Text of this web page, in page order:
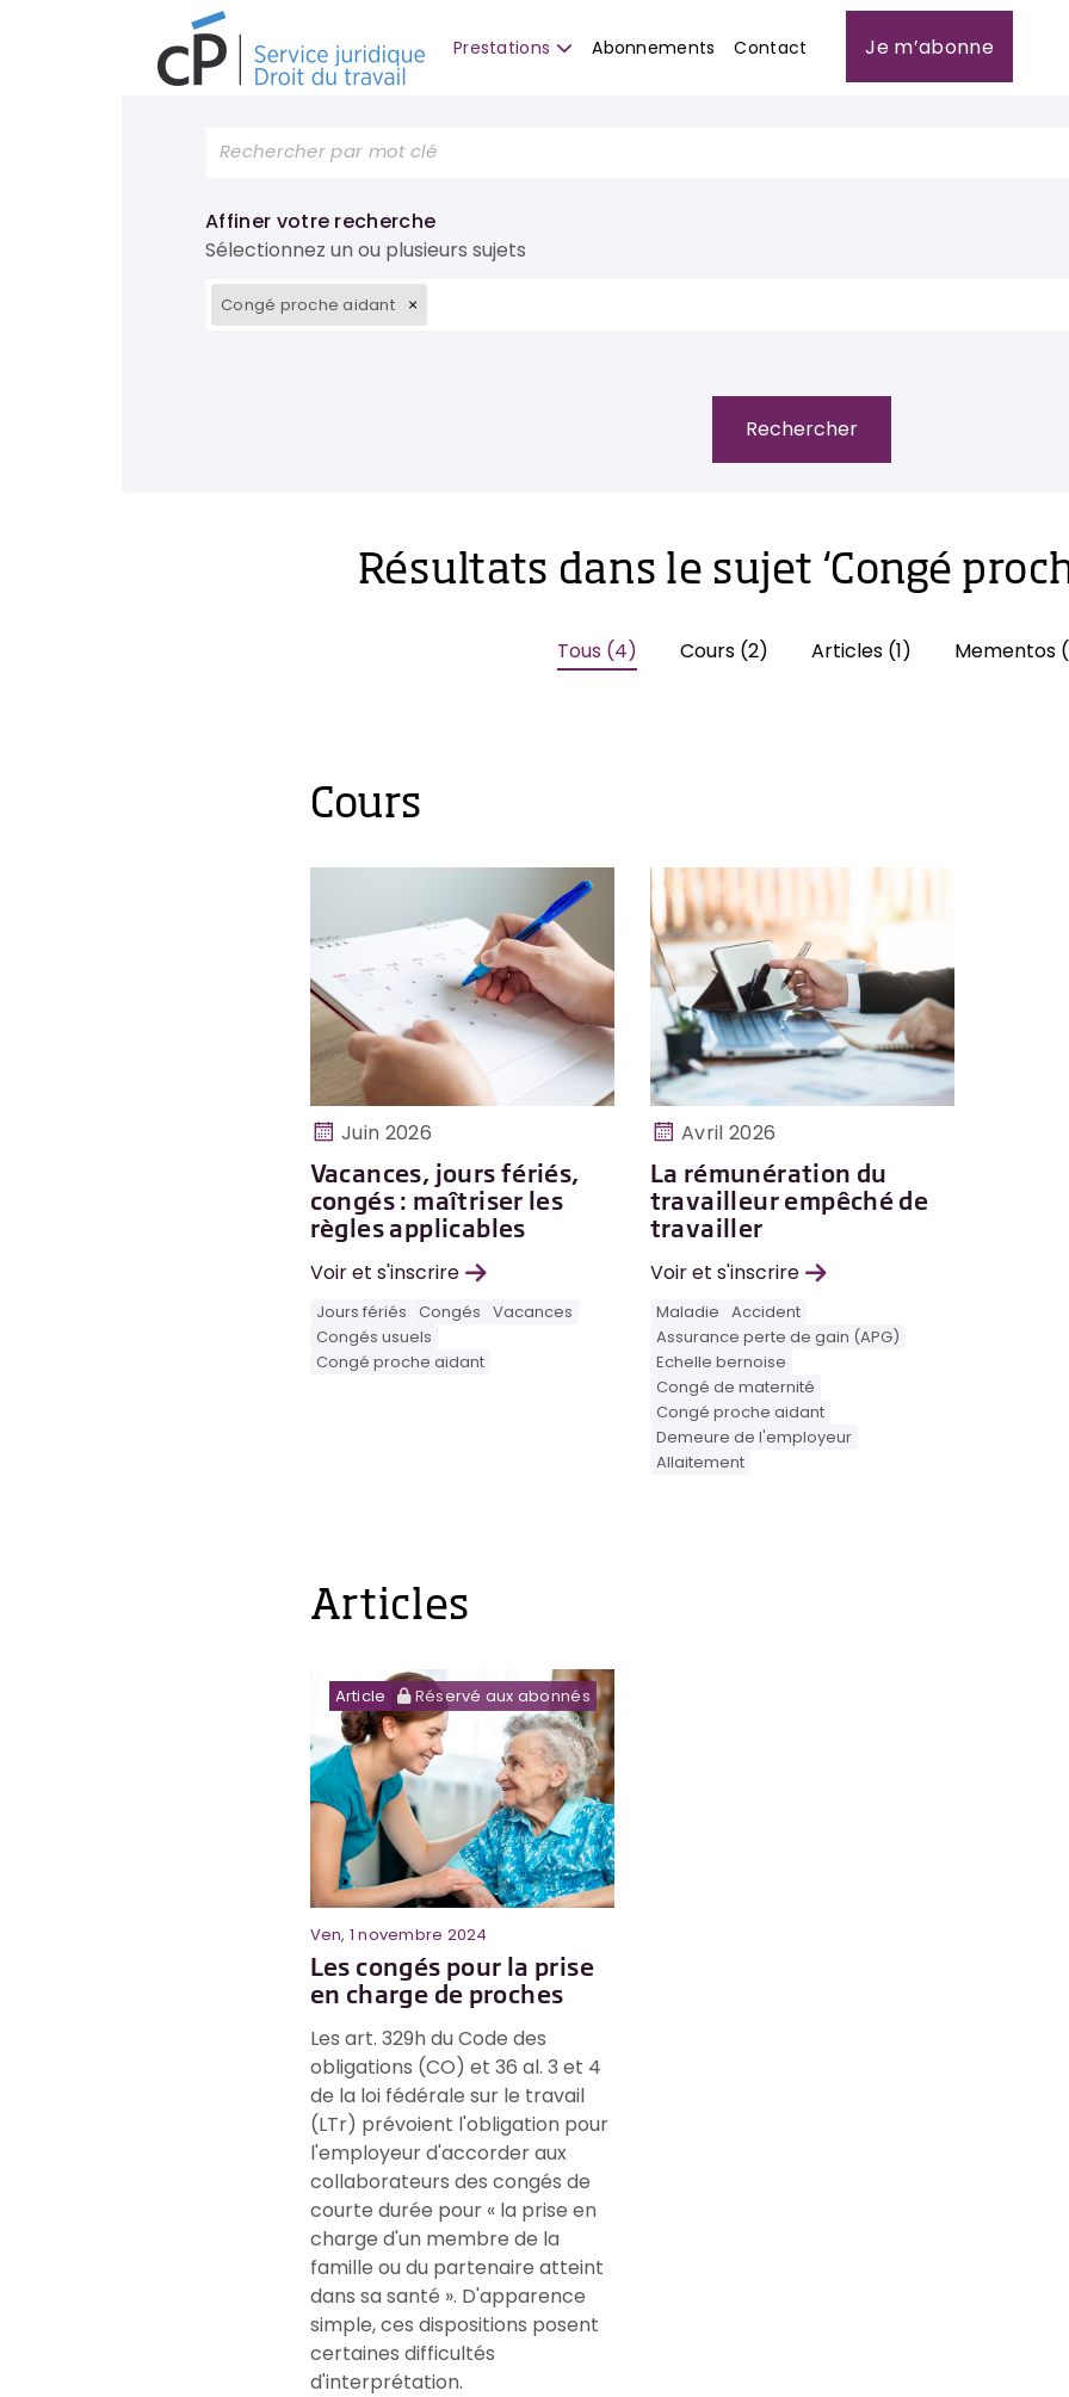
Prestations Abonnements Contact Je m’abonne
Affiner votre recherche
Sélectionnez un ou plusieurs sujets
Congé proche aidant
Résultats dans le sujet ‘Congé
Tous (4) Cours (2) Articles (1) Mementos
Cours
Juin 2026
Vacances, jours fériés,
congés : maîtriser les
règles applicables
Voir et s'inscrire
Jours fériés Congés Vacances
Congés usuels
Congé proche aidant
Avril 2026
La rémunération du
travailleur empêché de
travailler
Voir et s'inscrire
Maladie Accident
Assurance perte de gain (APG)
Echelle bernoise
Congé de maternité
Congé proche aidant
Demeure de l'employeur
Allaitement
Articles
Article Réservé aux abonnés
Ven, 1 novembre 2024
Les congés pour la prise
en charge de proches
Les art. 329h du Code des
obligations (CO) et 36 al. 3 et 4
de la loi fédérale sur le travail
(LTr) prévoient l'obligation pour
l'employeur d'accorder aux
collaborateurs des congés de
courte durée pour « la prise en
charge d'un membre de la
famille ou du partenaire atteint
dans sa santé ». D'apparence
simple, ces dispositions posent
certaines difficultés
d'interprétation.